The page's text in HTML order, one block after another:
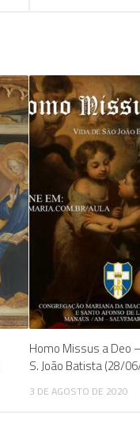
Homo Missus a Deo
S. João Batista (28/
3 DE AGOSTO DE 2020